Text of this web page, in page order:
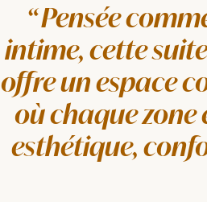
Pensée
intime, cette
offre un espace
où chaque zone
esthétique,